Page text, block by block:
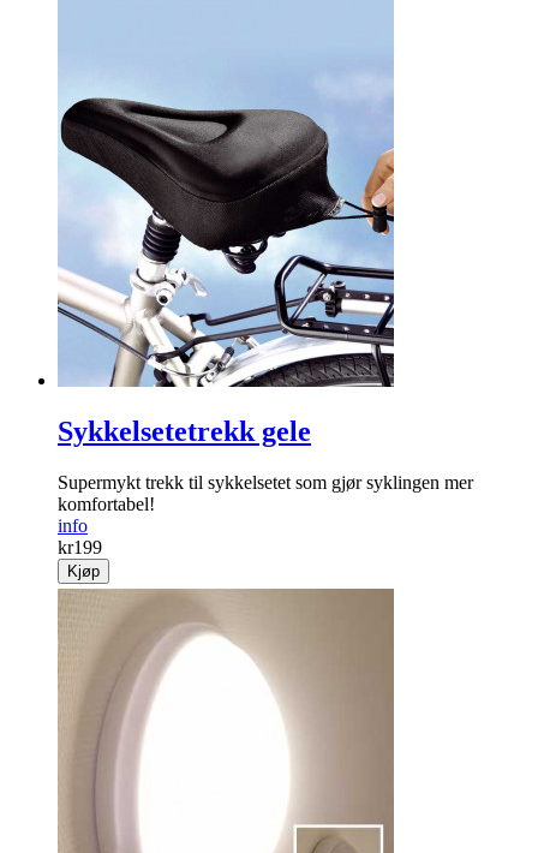
Sykkelsetetrekk gele
Supermykt trekk til sykkelsetet som gjør syklingen mer
komfortabel!
info
kr199
Kjøp